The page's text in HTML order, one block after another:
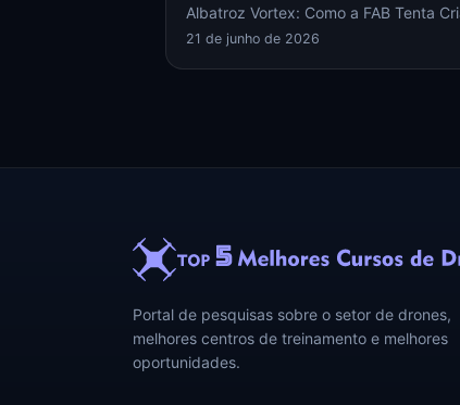
Albatroz Vortex: Como a FAB Tenta
21 de junho de 2026
Portal de pesquisas sobre o setor de drones,
melhores centros de treinamento e melhores
oportunidades.